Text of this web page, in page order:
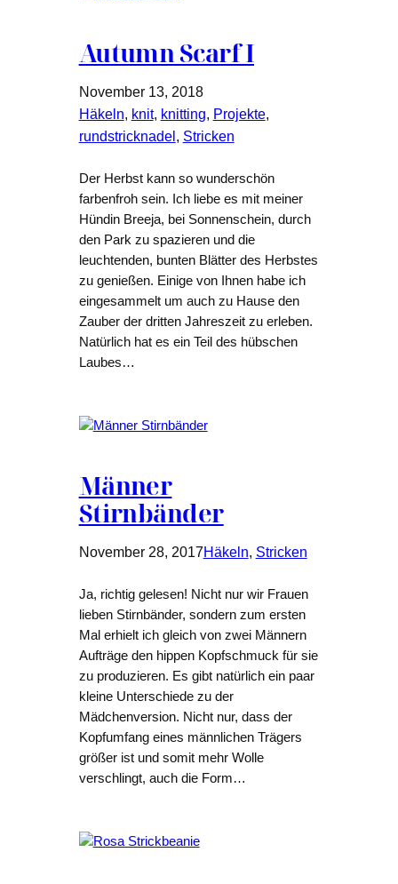
Autumn Scarf I
November 13, 2018
Häkeln, knit, knitting, Projekte
rundstricknadel , Stricken
Der Herbst kann so wunderschön
farbenfroh sein. Ich liebe es mit meiner
Hündin Breeja, bei Sonnenschein, durch
den Park zu spazieren und die
leuchtenden, bunten Blätter des Herbstes
zu genießen. Einige von Ihnen habe ich
eingesammelt um auch zu Hause den
Zauber der dritten Jahreszeit zu erleben.
Natürlich hat es ein Teil des hübschen
Laubes…
Männer
Stirnbänder
November 28, 2017Häkeln, Stricken
Ja, richtig gelesen! Nicht nur wir Frauen
lieben Stirnbänder, sondern zum ersten
Mal erhielt ich gleich von zwei Männern
Aufträge den hippen Kopfschmuck für sie
zu produzieren. Es gibt natürlich ein paar
kleine Unterschiede zu der
Mädchenversion. Nicht nur, dass der
Kopfumfang eines männlichen Trägers
größer ist und somit mehr Wolle
verschlingt, auch die Form…